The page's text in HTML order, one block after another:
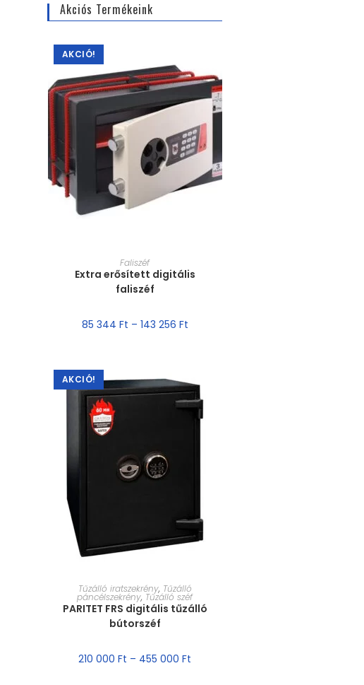
Akciós Termékeink
AKCIÓ!
MÉRET VÁLASZTÁSA
Faliszéf
Extra erősített digitális
faliszéf
85 344 Ft – 143 256 Ft
AKCIÓ!
MÉRET VÁLASZTÁSA
Tűzálló iratszekrény, Tűzálló
páncélszekrény, Tűzálló széf
PARITET FRS digitális tűzálló
bútorszéf
210 000Ft – 455 000Ft